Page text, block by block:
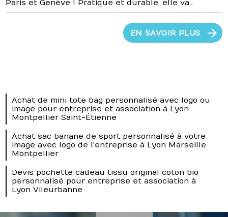
Paris et Genève ! Pratique et durable, elle va...
EN SAVOIR PLUS
Achat de mini tote bag personnalisé avec logo ou
image pour entreprise et association à Lyon
Montpellier Saint-Étienne
Achat sac banane de sport personnalisé à votre
image avec logo de l'entreprise à Lyon Marseille
Montpellier
Devis pochette cadeau tissu original coton bio
personnalisé pour entreprise et association à
Lyon Vileurbanne